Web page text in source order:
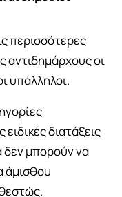
περισσότερες
αντιδημάρχους οι
υπάλληλοι.
διατάξεις
δεν μπορούν να
άμισθου